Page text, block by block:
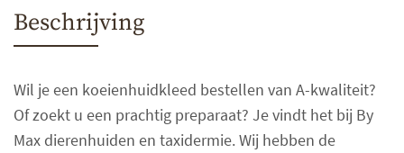
Beschrijving
Wil je een koeienhuidkleed bestellen van A-kwaliteit?
Of zoekt u een prachtig preparaat? Je vindt het bij By
Max dierenhuiden en taxidermie. Wij hebben de